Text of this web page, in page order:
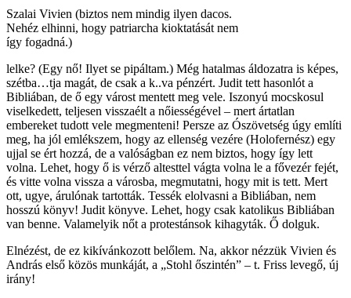
Szalai Vivien (biztos nem mindig ilyen dacos.
Nehéz elhinni, hogy patriarcha kioktatását nem
így fogadná.)
lelke? (Egy nő! Ilyet se pipáltam.) Még hatalmas áldozatra is képes,
szétba…tja magát, de csak a k..va pénzért. Judit tett hasonlót a
Bibliában, de ő egy várost mentett meg vele. Iszonyú mocskosul
viselkedett, teljesen visszaélt a nőiességével – mert ártatlan
embereket tudott vele megmenteni! Persze az Ószövetség úgy említi
meg, ha jól emlékszem, hogy az ellenség vezére (Holofernész) egy
ujjal se ért hozzá, de a valóságban ez nem biztos, hogy így lett
volna. Lehet, hogy ő is vérző altesttel vágta volna le a fővezér fejét,
és vitte volna vissza a városba, megmutatni, hogy mit is tett. Mert
ott, ugye, árulónak tartották. Tessék elolvasni a Bibliában, nem
hosszú könyv! Judit könyve. Lehet, hogy csak katolikus Bibliában
van benne. Valamelyik nőt a protestánsok kihagyták. Ő dolguk.
Elnézést, de ez kikívánkozott belőlem. Na, akkor nézzük Vivien és
András első közös munkáját, a „Stohl őszintén” – t. Friss levegő, új
irány!